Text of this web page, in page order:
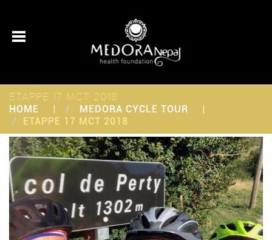
ETAPPE 17 MCT 2018
HOME
MEDORA CYCLE TOUR
ETAPPE 17 MCT 2018